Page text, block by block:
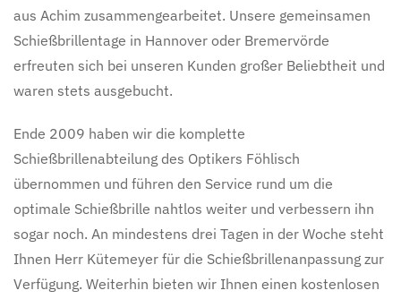
aus Achim zusammengearbeitet. Unsere gemeinsamen
Schießbrillentage in Hannover oder Bremervörde
erfreuten sich bei unseren Kunden großer Beliebtheit und
waren stets ausgebucht.
Ende 2009 haben wir die komplette
Schießbrillenabteilung des Optikers Föhlisch
übernommen und führen den Service rund um die
optimale Schießbrille nahtlos weiter und verbessern ihn
sogar noch. An mindestens drei Tagen in der Woche steht
Ihnen Herr Kütemeyer für die Schießbrillenanpassung zur
Verfügung. Weiterhin bieten wir Ihnen einen kostenlosen